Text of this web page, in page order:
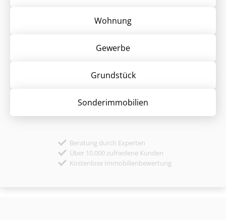
Wohnung
Gewerbe
Grund­stück
Sonder­immobilien
Beratung durch Experten
Über 10.000 zufriedene Kunden
Kostenlose Immobilienbewertung